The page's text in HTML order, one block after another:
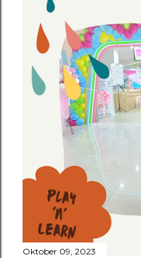
Oktober 09, 2023